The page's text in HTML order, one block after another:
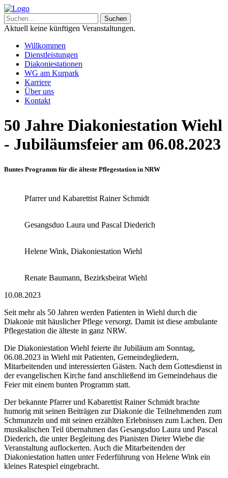
Aktuell keine künftigen Veranstaltungen.
Willkommen
Dienstleistungen
Diakoniestationen
WG am Kurpark
Karriere
Über uns
Kontakt
50 Jahre Diakoniestation Wiehl
- Jubiläumsfeier am 06.08.2023
Buntes Programm für die älteste Pflegestation in NRW
Pfarrer und Kabarettist Rainer Schmidt
Gesangsduo Laura und Pascal Diederich
Helene Wink, Diakoniestation Wiehl
Renate Baumann, Bezirksbeirat Wiehl
10.08.2023
Seit mehr als 50 Jahren werden Patienten in Wiehl durch die
Diakonie mit häuslicher Pflege versorgt. Damit ist diese ambulante
Pflegestation die älteste in ganz NRW.
Die Diakoniestation Wiehl feierte ihr Jubiläum am Sonntag,
06.08.2023 in Wiehl mit Patienten, Gemeindegliedern,
Mitarbeitenden und interessierten Gästen. Nach dem Gottesdienst in
der evangelischen Kirche fand anschließend im Gemeindehaus die
Feier mit einem bunten Programm statt.
Der bekannte Pfarrer und Kabarettist Rainer Schmidt brachte
humorig mit seinen Beiträgen zur Diakonie die Teilnehmenden zum
Schmunzeln und mit seinen erzählten Erlebnissen zum Lachen. Den
musikalischen Teil übernahmen das Gesangsduo Laura und Pascal
Diederich, die unter Begleitung des Pianisten Dieter Wiebe die
Veranstaltung auflockerten. Auch die Mitarbeitenden der
Diakoniestation hatten unter Federführung von Helene Wink ein
kleines Ratespiel eingebracht.